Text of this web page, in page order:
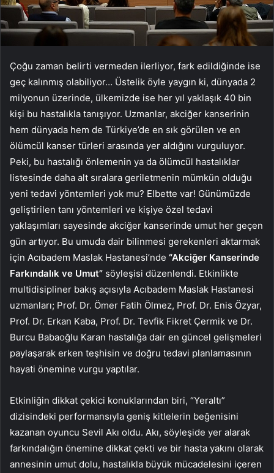
Çoğu zaman belirti vermeden ilerliyor, fark edildiğinde ise
geç kalınmış olabiliyor… Üstelik öyle yaygın ki, dünyada 2
milyonun üzerinde, ülkemizde ise her yıl yaklaşık 40 bin
kişi bu hastalıkla tanışıyor. Uzmanlar, akciğer kanserinin
hem dünyada hem de Türkiye’de en sık görülen ve en
ölümcül kanser türleri arasında yer aldığını vurguluyor.
Peki, bu hastalığı önlemenin ya da ölümcül hastalıklar
listesinde daha alt sıralara geriletmenin mümkün olduğu
yeni tedavi yöntemleri yok mu? Elbette var! Günümüzde
geliştirilen tanı yöntemleri ve kişiye özel tedavi
yaklaşımları sayesinde akciğer kanserinde umut her geçen
gün artıyor. Bu umuda dair bilinmesi gerekenleri aktarmak
için Acıbadem Maslak Hastanesi’nde “Akciğer Kanserinde
Farkındalık ve Umut” söyleşisi düzenlendi. Etkinlikte
multidisipliner bakış açısıyla Acıbadem Maslak Hastanesi
uzmanları; Prof. Dr. Ömer Fatih Ölmez, Prof. Dr. Enis Özyar,
Prof. Dr. Erkan Kaba, Prof. Dr. Tevfik Fikret Çermik ve Dr.
Burcu Babaoğlu Karan hastalığa dair en güncel gelişmeleri
paylaşarak erken teşhisin ve doğru tedavi planlamasının
hayati önemine vurgu yaptılar.
Etkinliğin dikkat çekici konuklarından biri, “Yeraltı”
dizisindeki performansıyla geniş kitlelerin beğenisini
kazanan oyuncu Sevil Akı oldu. Akı, söyleşide yer alarak
farkındalığın önemine dikkat çekti ve bir hasta yakını olarak
annesinin umut dolu, hastalıkla büyük mücadelesini içeren